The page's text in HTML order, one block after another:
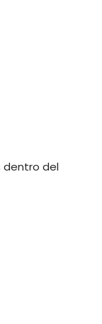
dentro del